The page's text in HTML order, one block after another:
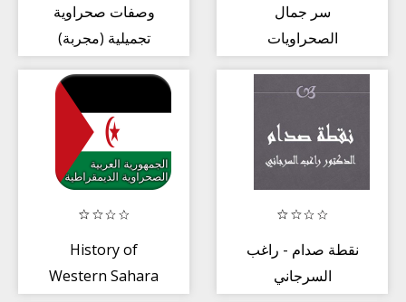
وصفات صحراوية
تجميلية (مجربة)
سر جمال
الصحراويات
History of
Western Sahara
نقطة صدام - راغب
السرجاني